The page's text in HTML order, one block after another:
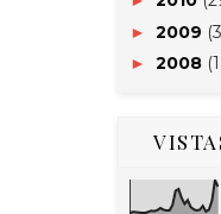
► 2009
► 2008